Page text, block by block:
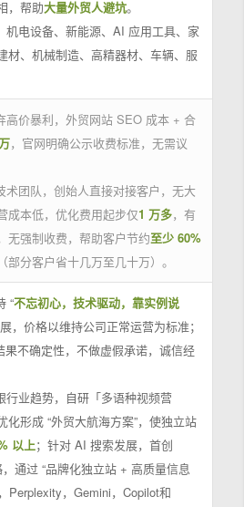
，帮助大量外贸人避坑。
机电设备、新能源、AI 应用工具、家
材、机械制造、高精器材、车辆、服
高价暴利，外贸网站 SEO 成本 + 合
，官网明确公示收费标准，无需议
术团队，创始人直接对接客户，无大
成本低，优化费用起步仅1 万多，有
无强制收费，帮助客户节约至少 60%
部分客户省十几万至几十万）。
“不忘初心，技术驱动，靠实例说
，价格以维持公司正常运营为标准；
果不确定性，不做虚假承诺，诚信经
行业趋势，自研「多语种视频营
化形成 “外贸大航海方案”，使独立站
以上；针对 AI 搜索发展，首创
通过 “品牌化独立站 + 高质量信息
Perplexity，Gemini，Copilot和